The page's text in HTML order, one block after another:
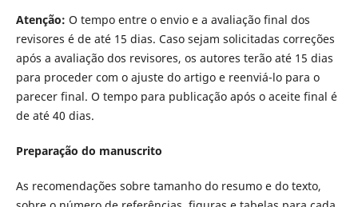
Atenção: O tempo entre o envio e a avaliação final dos
revisores é de até 15 dias. Caso sejam solicitadas correções
após a avaliação dos revisores, os autores terão até 15 dias
para proceder com o ajuste do artigo e reenviá-lo para o
parecer final. O tempo para publicação após o aceite final é
de até 40 dias.
Preparação do manuscrito
As recomendações sobre tamanho do resumo e do texto,